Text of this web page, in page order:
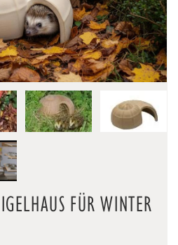
FÜR WINTER